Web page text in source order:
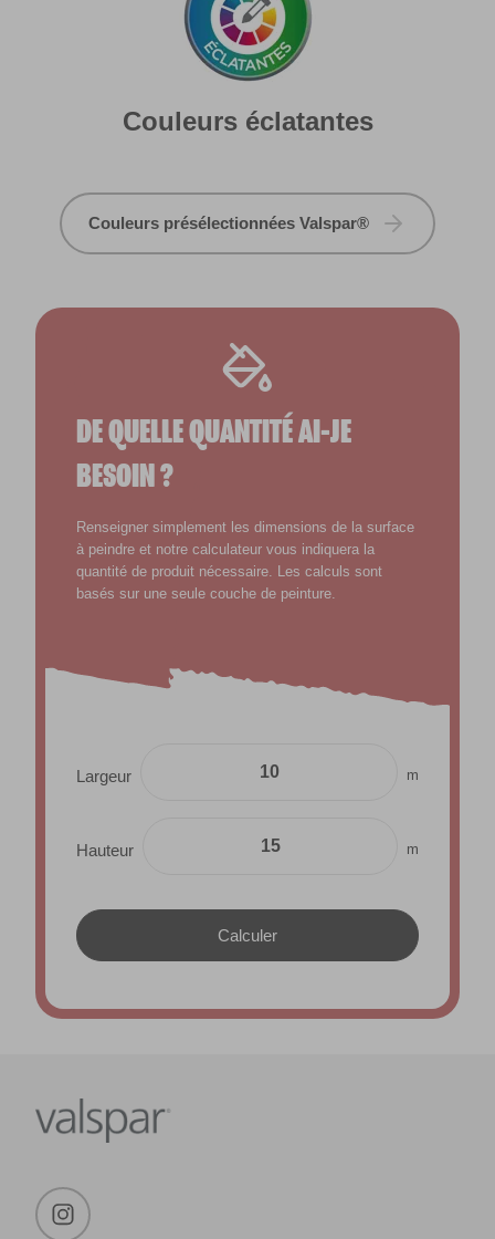
Couleurs éclatantes
Couleurs présélectionnées Valspar®
DE QUELLE QUANTITÉ AI-JE
BESOIN ?
Renseigner simplement les dimensions de la surface
à peindre et notre calculateur vous indiquera la
quantité de produit nécessaire. Les calculs sont
basés sur une seule couche de peinture.
Largeur m
Hauteur m